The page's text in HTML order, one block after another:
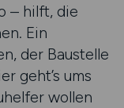
– hilft, die
Ein
der Baustelle
geht’s ums
wollen